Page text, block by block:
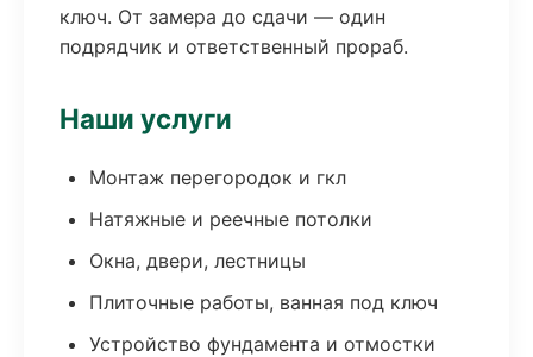
ключ. От замера до сдачи — один
подрядчик и ответственный прораб.
Наши услуги
Монтаж перегородок и гкл
Натяжные и реечные потолки
Окна, двери, лестницы
Плиточные работы, ванная под ключ
Устройство фундамента и отмостки